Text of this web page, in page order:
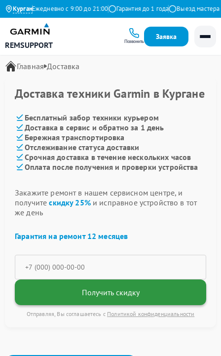
КурганЕжедневно с 9:00 до 21:00 Гарантия до 1 года Выезд мастера
REMSUPPORT Позвонить
Заявка
Главная Доставка
Доставка техники Garmin в Кургане
Бесплатный забор техники курьером
Доставка в сервис и обратно за 1 день
Бережная транспортировка
Отслеживание статуса доставки
Срочная доставка в течение нескольких часов
Оплата после получения и проверки устройства
Закажите ремонт в нашем сервисном центре, и
получитескидку 25%и исправное устройство в тот
же день
Гарантия на ремонт 12 месяцев
Получить скидку
Отправляя, Вы соглашаетесь с Политикой конфиденциальности